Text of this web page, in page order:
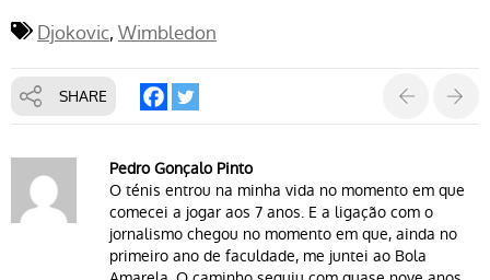
Djokovic Wimbledon
SHARE
Pedro Gonçalo Pinto
O ténis entrou na minha vida no momento em que
comecei a jogar aos 7 anos. E a ligação com o
jornalismo chegou no momento em que, ainda no
primeiro ano de faculdade, me juntei ao Bola